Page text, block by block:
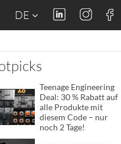
DE
Teenage Engineering
Deal: 30 % Rabatt auf
alle Produkte mit
diesem Code – nur
noch 2 Tage!